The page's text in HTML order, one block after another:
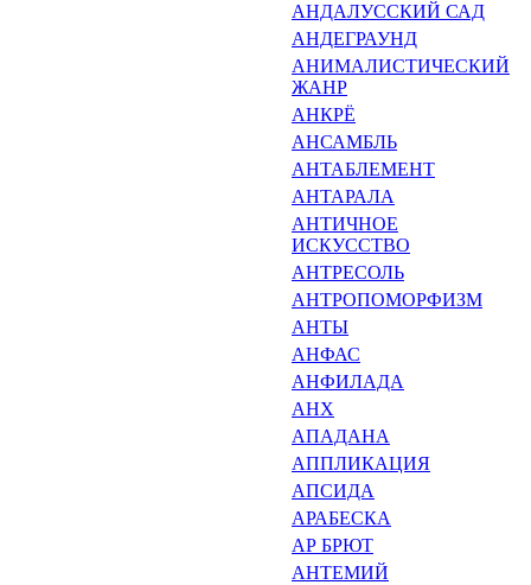
АНДАЛУССКИЙ САД
АНДЕГРАУНД
АНИМАЛИСТИЧЕСКИЙ
ЖАНР
АНКРЁ
АНСАМБЛЬ
АНТАБЛЕМЕНТ
АНТАРАЛА
АНТИЧНОЕ
ИСКУССТВО
АНТРЕСОЛЬ
АНТРОПОМОРФИЗМ
АНТЫ
АНФАС
АНФИЛАДА
АНХ
АПАДАНА
АППЛИКАЦИЯ
АПСИДА
АРАБЕСКА
АР БРЮТ
АНТЕМИЙ